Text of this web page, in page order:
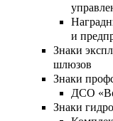
и
Знаки
шлюзов
Знаки
ДСО
Знаки